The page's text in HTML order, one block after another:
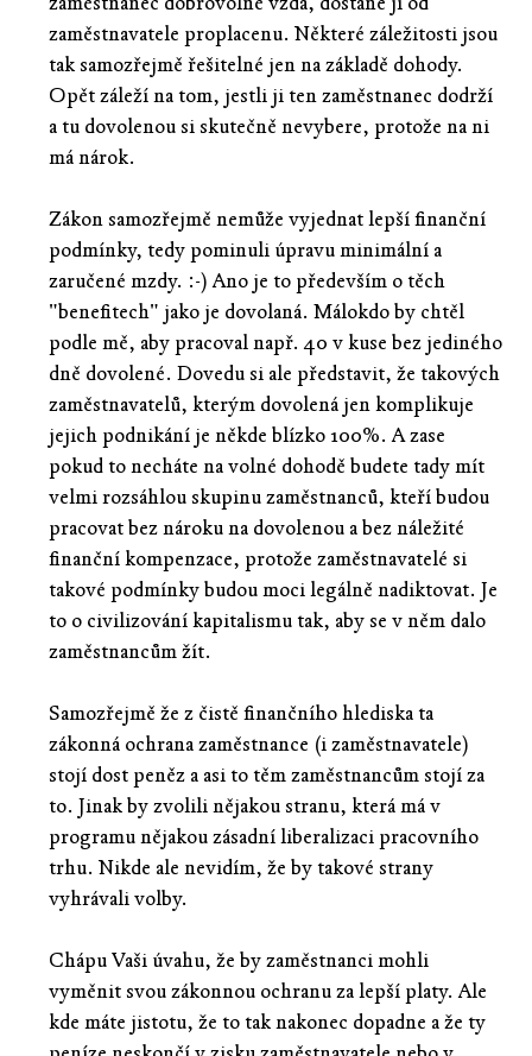
zaměstnavatele proplacenu. Některé záležitosti jsou
tak samozřejmě řešitelné jen na základě dohody.
Opět záleží na tom, jestli ji ten zaměstnanec dodrží
a tu dovolenou si skutečně nevybere, protože na ni
má nárok.
Zákon samozřejmě nemůže vyjednat lepší finanční
podmínky, tedy pominuli úpravu minimální a
zaručené mzdy. :-) Ano je to především o těch
"benefitech" jako je dovolaná. Málokdo by chtěl
podle mě, aby pracoval např. 40 v kuse bez jediného
dně dovolené. Dovedu si ale představit, že takových
zaměstnavatelů, kterým dovolená jen komplikuje
jejich podnikání je někde blízko 100%. A zase
pokud to necháte na volné dohodě budete tady mít
velmi rozsáhlou skupinu zaměstnanců, kteří budou
pracovat bez nároku na dovolenou a bez náležité
finanční kompenzace, protože zaměstnavatelé si
takové podmínky budou moci legálně nadiktovat. Je
to o civilizování kapitalismu tak, aby se v něm dalo
zaměstnancům žít.
Samozřejmě že z čistě finančního hlediska ta
zákonná ochrana zaměstnance (i zaměstnavatele)
stojí dost peněz a asi to těm zaměstnancům stojí za
to. Jinak by zvolili nějakou stranu, která má v
programu nějakou zásadní liberalizaci pracovního
trhu. Nikde ale nevidím, že by takové strany
vyhrávali volby.
Chápu Vaši úvahu, že by zaměstnanci mohli
vyměnit svou zákonnou ochranu za lepší platy. Ale
kde máte jistotu, že to tak nakonec dopadne a že ty